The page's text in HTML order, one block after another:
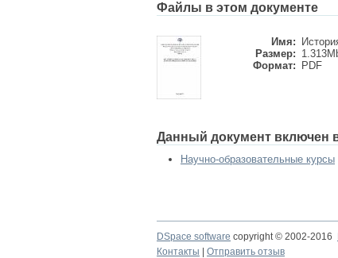
Файлы в этом документе
Имя:
Размер:
Формат:
PDF
Данный документ включен
Научно-образовательные курсы
DSpace software copyright © 2002-2016
Контакты
Отправить отзыв